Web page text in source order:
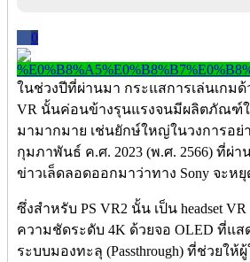
0
ในช่วงปีที่ผ่านมา กระแสการเล่นเกมด้
VR นั้นค่อนข้างรุนแรงจนมีผลิตภัณฑ์
มามากมาย เช่นยักษ์ใหญ่ในวงการอย่
กุมภาพันธ์ ค.ศ. 2023 (พ.ศ. 2566) ที่
ข่าวเล็ดลอดออกมาว่าทาง Sony จะห
ซึ่งสำหรับ PS VR2 นั้น เป็น headset
ความชัดระดับ 4K ด้วยจอ OLED ที่แ
ระบบมองทะลุ (Passthrough) ที่ช่วย